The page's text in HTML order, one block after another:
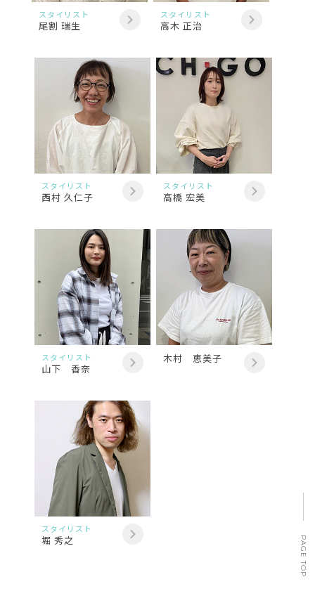
スタイリスト
尾割 瑞生
スタイリスト
高木 正治
スタイリスト
西村 久仁子
スタイリスト
高橋 宏美
スタイリスト
山下 香奈
木村 恵美子
スタイリスト
堀 秀之 PAGE TOP